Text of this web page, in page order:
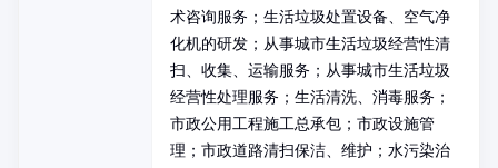
术咨询服务；生活垃圾处置设备、空气净
化机的研发；从事城市生活垃圾经营性清
扫、收集、运输服务；从事城市生活垃圾
经营性处理服务；生活清洗、消毒服务；
市政公用工程施工总承包；市政设施管
理；市政道路清扫保洁、维护；水污染治